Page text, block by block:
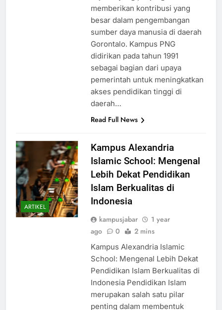
sejarah yang panjang dan telah
memberikan kontribusi yang
besar dalam pengembangan
sumber daya manusia di daerah
Gorontalo. Kampus PNG
didirikan pada tahun 1991
sebagai bagian dari upaya
pemerintah untuk meningkatkan
akses pendidikan tinggi di
ARTIKEL
Kampus Alexandria
Islamic School: Mengenal
Lebih Dekat Pendidikan
Islam Berkualitas di
kampusjabar
1 year
Kampus Alexandria Islamic
School: Mengenal Lebih Dekat
Pendidikan Islam Berkualitas di
Indonesia Pendidikan Islam
merupakan salah satu pilar